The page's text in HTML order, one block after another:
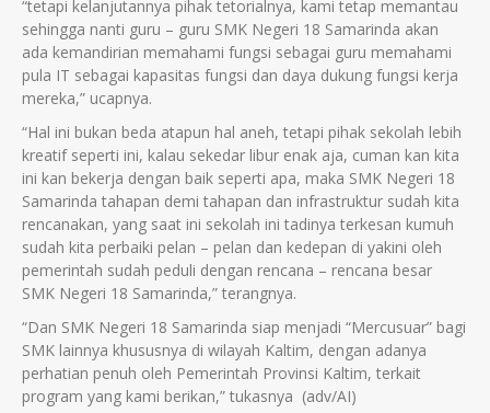
“tetapi kelanjutannya pihak tetorialnya, kami tetap memantau
sehingga nanti guru – guru SMK Negeri 18 Samarinda akan
ada kemandirian memahami fungsi sebagai guru memahami
pula IT sebagai kapasitas fungsi dan daya dukung fungsi kerja
mereka,” ucapnya.
“Hal ini bukan beda atapun hal aneh, tetapi pihak sekolah lebih
kreatif seperti ini, kalau sekedar libur enak aja, cuman kan kita
ini kan bekerja dengan baik seperti apa, maka SMK Negeri 18
Samarinda tahapan demi tahapan dan infrastruktur sudah kita
rencanakan, yang saat ini sekolah ini tadinya terkesan kumuh
sudah kita perbaiki pelan – pelan dan kedepan di yakini oleh
pemerintah sudah peduli dengan rencana – rencana besar
SMK Negeri 18 Samarinda,” terangnya.
“Dan SMK Negeri 18 Samarinda siap menjadi “Mercusuar” bagi
SMK lainnya khususnya di wilayah Kaltim, dengan adanya
perhatian penuh oleh Pemerintah Provinsi Kaltim, terkait
program yang kami berikan,” tukasnya (adv/AI)